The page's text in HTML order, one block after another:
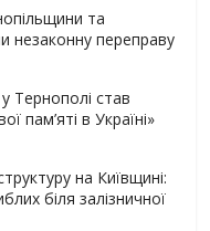
та
незаконну переправу
Тернополі став
пам’яті в Україні»
на Київщині:
біля залізничної